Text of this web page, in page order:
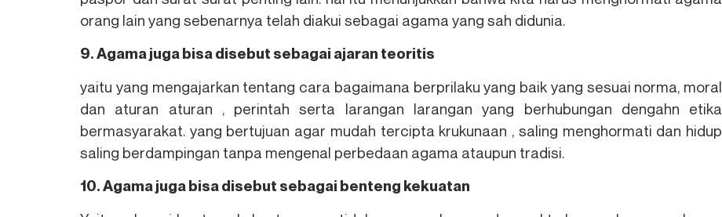
orang lain yang sebenarnya telah diakui sebagai agama yang sah didunia.
9. Agama juga bisa disebut sebagai ajaran teoritis
yaitu yang mengajarkan tentang cara bagaimana berprilaku yang baik yang sesuai norma, moral
dan aturan aturan , perintah serta larangan larangan yang berhubungan dengahn etika
bermasyarakat. yang bertujuan agar mudah tercipta krukunaan , saling menghormati dan hidup
saling berdampingan tanpa mengenal perbedaan agama ataupun tradisi.
10. Agama juga bisa disebut sebagai benteng kekuatan